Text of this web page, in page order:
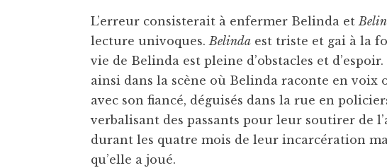
L’erreur consisterait à enfermer Belinda et
lecture univoques.Belinda est triste et gai à la
vie de Belinda est pleine d’obstacles et
ainsi dans la scène où Belinda raconte en voix
avec son fiancé, déguisés dans la rue en
verbalisant des passants pour leur soutirer de
durant les quatre mois de leur incarcération
qu’elle a joué.